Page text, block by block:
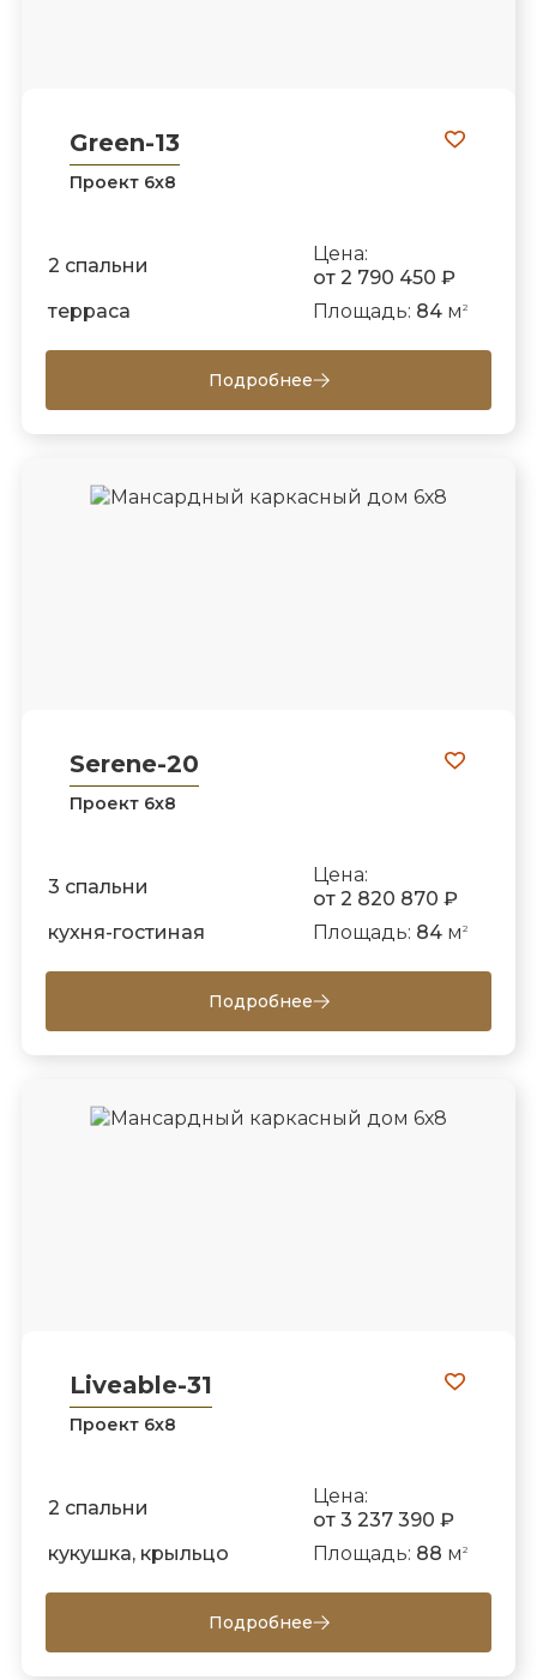
Green-13
Проект 6х8
2 спальни
Цена:
от 2 790 450 ₽
терраса
Площадь: 84м 2
Подробнее
Serene-20
Проект 6х8
3 спальни
Цена:
от 2 820 870 ₽
кухня-гостиная
Площадь: 84м 2
Подробнее
Liveable-31
Проект 6х8
2 спальни
Цена:
от 3 237 390 ₽
кукушка, крыльцо
Площадь: 88 м 2
Подробнее